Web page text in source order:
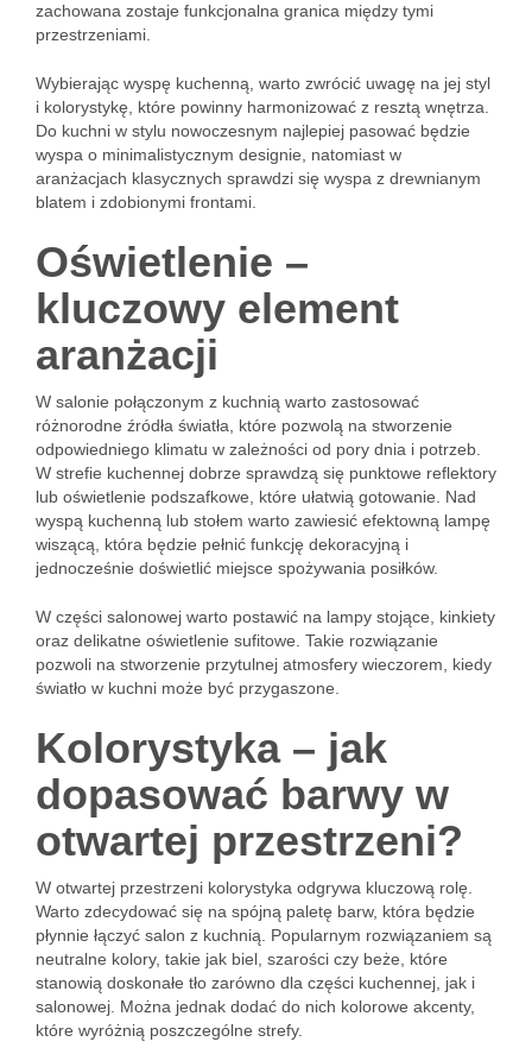
zachowana zostaje funkcjonalna granica między tymi
przestrzeniami.
Wybierając wyspę kuchenną, warto zwrócić uwagę na jej styl
i kolorystykę, które powinny harmonizować z resztą wnętrza.
Do kuchni w stylu nowoczesnym najlepiej pasować będzie
wyspa o minimalistycznym designie, natomiast w
aranżacjach klasycznych sprawdzi się wyspa z drewnianym
blatem i zdobionymi frontami.
Oświetlenie –
kluczowy element
aranżacji
W salonie połączonym z kuchnią warto zastosować
różnorodne źródła światła, które pozwolą na stworzenie
odpowiedniego klimatu w zależności od pory dnia i potrzeb.
W strefie kuchennej dobrze sprawdzą się punktowe reflektory
lub oświetlenie podszafkowe, które ułatwią gotowanie. Nad
wyspą kuchenną lub stołem warto zawiesić efektowną lampę
wiszącą, która będzie pełnić funkcję dekoracyjną i
jednocześnie doświetlić miejsce spożywania posiłków.
W części salonowej warto postawić na lampy stojące, kinkiety
oraz delikatne oświetlenie sufitowe. Takie rozwiązanie
pozwoli na stworzenie przytulnej atmosfery wieczorem, kiedy
światło w kuchni może być przygaszone.
Kolorystyka – jak
dopasować barwy w
otwartej przestrzeni?
W otwartej przestrzeni kolorystyka odgrywa kluczową rolę.
Warto zdecydować się na spójną paletę barw, która będzie
płynnie łączyć salon z kuchnią. Popularnym rozwiązaniem są
neutralne kolory, takie jak biel, szarości czy beże, które
stanowią doskonałe tło zarówno dla części kuchennej, jak i
salonowej. Można jednak dodać do nich kolorowe akcenty,
które wyróżnią poszczególne strefy.